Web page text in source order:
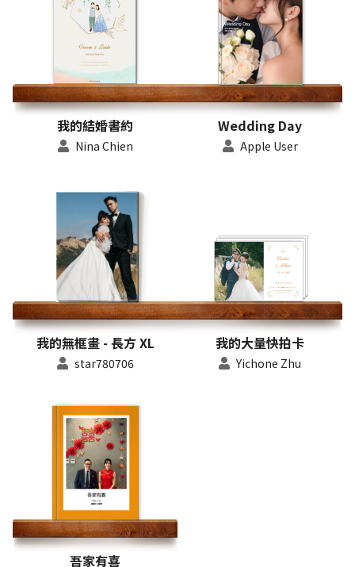
我的結婚書約
Nina Chien
Wedding Day
Apple User
我的無框畫 - 長方 XL
star780706
我的大量快拍卡
Yichone Zhu
吾家有喜